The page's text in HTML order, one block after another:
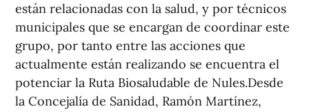
están relacionadas con la salud, y por técnicos
municipales que se encargan de coordinar este
grupo, por tanto entre las acciones que
actualmente están realizando se encuentra el
potenciar la Ruta Biosaludable de Nules.Desde
la Concejalía de Sanidad, Ramón Martínez,